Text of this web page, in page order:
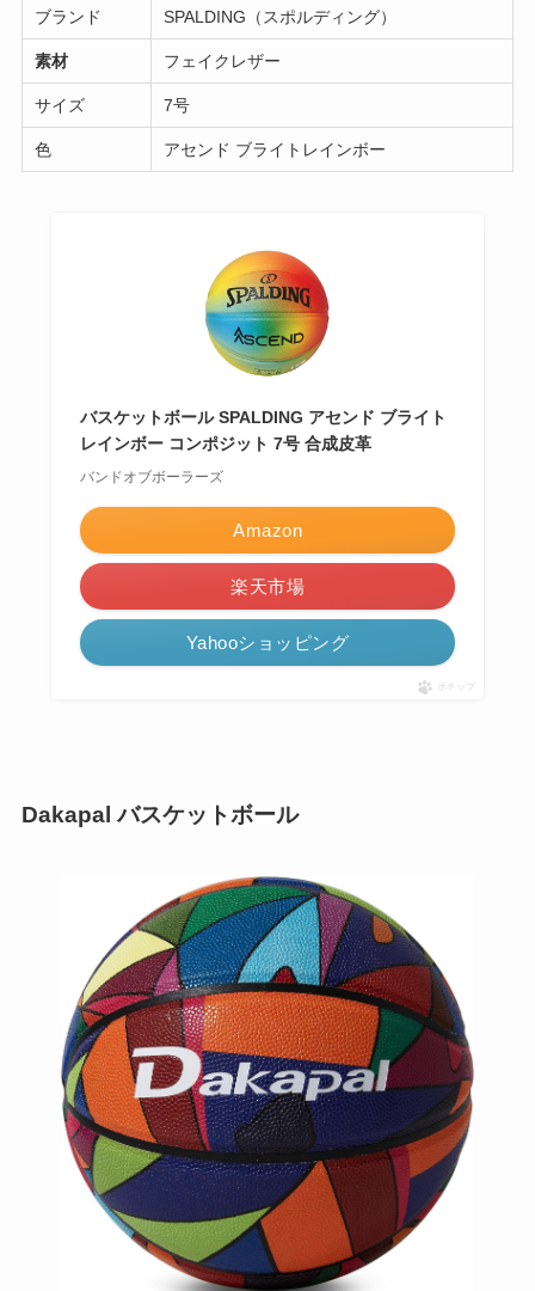
ブランド SPALDING（スポルディング）
素材 フェイクレザー
サイズ 7号
色 アセンド ブライトレインボー
バスケットボール SPALDING アセンド ブライト
レインボー コンポジット 7号 合成皮革
バンドオブボーラーズ
Amazon
楽天市場
Yahooショッピング
ポチップ
Dakapal バスケットボール